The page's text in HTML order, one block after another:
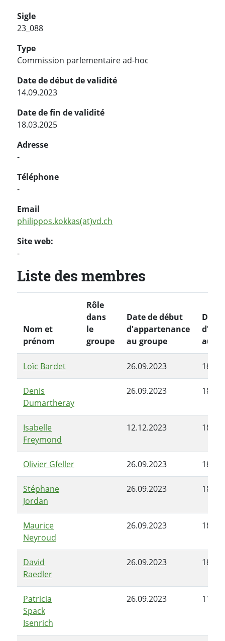
Sigle
23_088
Type
Commission parlementaire ad-hoc
Date de début de validité
14.09.2023
Date de fin de validité
18.03.2025
Adresse
-
Téléphone
-
Email
philippos.kokkas(at)vd.ch
Site web:
-
Liste des membres
Nom et
prénom
Rôle
dans
le
groupe
Date de début
d'appartenance
au groupe
Date
au
Loïc Bardet 26.09.2023
Denis
Dumartheray
26.09.2023
Isabelle
Freymond
12.12.2023
Olivier Gfeller 26.09.2023
Stéphane
Jordan
26.09.2023
Maurice
Neyroud
26.09.2023
David
Raedler
26.09.2023
Patricia
Spack
Isenrich
26.09.2023